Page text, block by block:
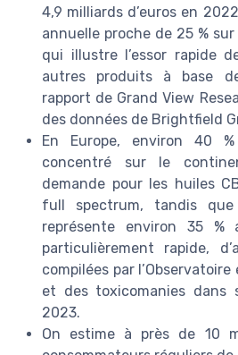
4,9 milliards d’euros en
annuelle proche de 25 %
qui illustre l’essor rapide
autres produits à base
rapport de Grand View
des données de Brightfield
En Europe, environ 40
concentré sur le
demande pour les huiles
full spectrum, tandis que
représente environ 35 %
particulièrement rapide,
compilées par
et des toxicomanies dans
2023.
On estime à près de 10